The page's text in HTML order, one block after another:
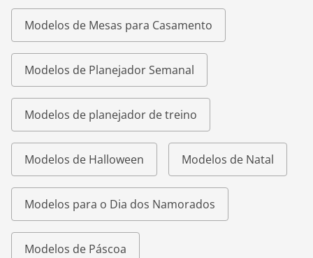
Modelos de Mesas para Casamento
Modelos de Planejador Semanal
Modelos de planejador de treino
Modelos de Halloween Modelos de Natal
Modelos para o Dia dos Namorados
Modelos de Páscoa